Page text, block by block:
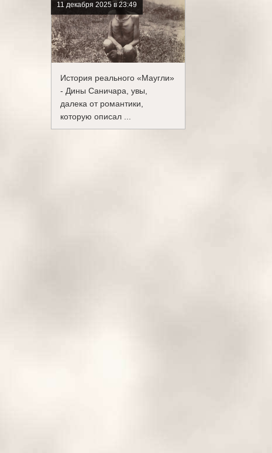
11 декабря 2025 в 23:49
История реального «Маугли»
- Дины Саничара, увы,
далека от романтики,
которую описал ...